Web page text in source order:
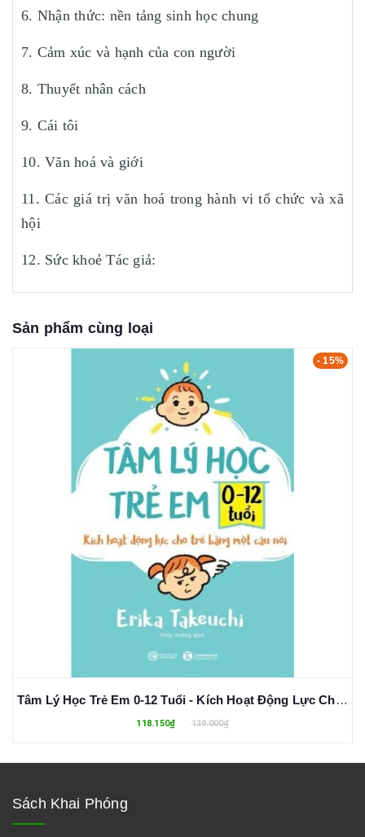
6. Nhận thức: nền tảng sinh học chung
7. Cảm xúc và hạnh của con người
8. Thuyết nhân cách
9. Cái tôi
10. Văn hoá và giới
11. Các giá trị văn hoá trong hành vi tổ chức và xã
hội
12. Sức khoẻ Tác giả:
Sản phẩm cùng loại
- 15%
Tâm Lý Học Trẻ Em 0-12 Tuổi - Kích Hoạt Động Lực Cho Trẻ Bằng Một Câu Nói - Erika Takeuchi
118.150₫ 139.000₫
Sách Khai Phóng